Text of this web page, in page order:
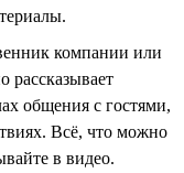
компании или
рассказывает
общения с гостями,
Всё, что можно
в видео.